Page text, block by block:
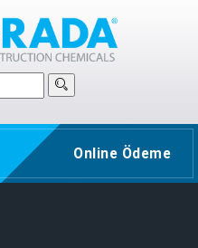
Online Ödeme